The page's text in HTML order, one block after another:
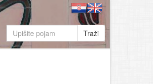
Traži